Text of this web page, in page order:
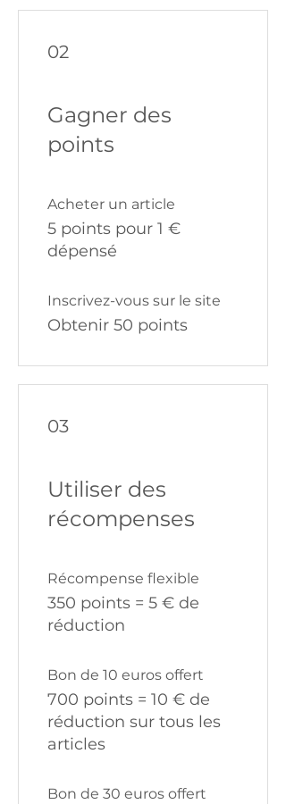
02
Gagner des
points
Acheter un article
5 points pour 1 €
dépensé
Inscrivez-vous sur le site
Obtenir 50 points
03
Utiliser des
récompenses
Récompense flexible
350 points = 5 € de
réduction
Bon de 10 euros offert
700 points = 10 € de
réduction sur tous les
articles
Bon de 30 euros offert